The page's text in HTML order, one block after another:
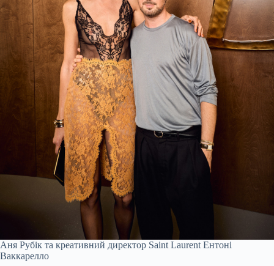
Аня Рубік та креативний директор Saint Laurent Ентоні
Ваккарелло